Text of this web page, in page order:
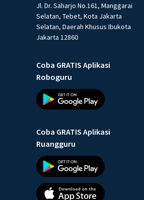
Jl. Dr. Saharjo No.161, Manggarai
Selatan, Tebet, Kota Jakarta
Selatan, Daerah Khusus Ibukota
Jakarta 12860
Coba GRATIS Aplikasi
Roboguru
Coba GRATIS Aplikasi
Ruangguru